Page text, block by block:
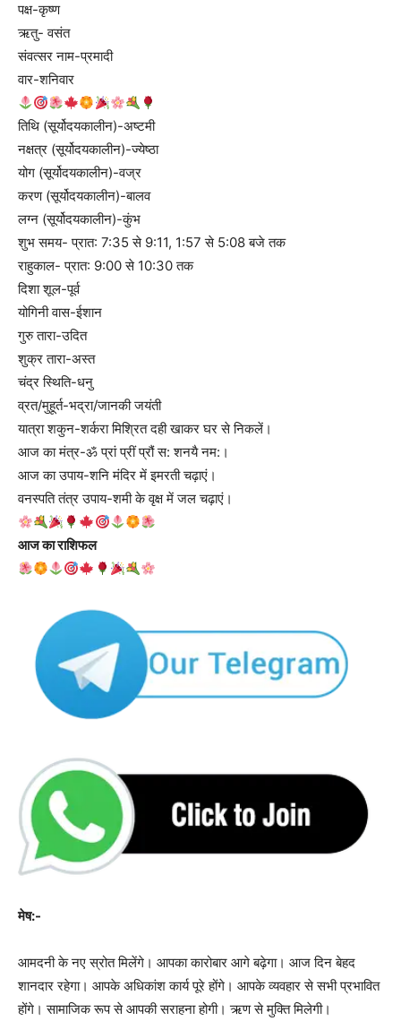
पक्ष-कृष्ण
ऋतु- वसंत
संवत्सर नाम-प्रमादी
वार-शनिवार
तिथि (सूर्योदयकालीन)-अष्टमी
नक्षत्र (सूर्योदयकालीन)-ज्येष्ठा
योग (सूर्योदयकालीन)-वज्र
करण (सूर्योदयकालीन)-बालव
लग्न (सूर्योदयकालीन)-कुंभ
शुभ समय- प्रात: 7:35 से 9:11, 1:57 से 5:08 बजे तक
राहुकाल- प्रात: 9:00 से 10:30 तक
दिशा शूल-पूर्व
योगिनी वास-ईशान
गुरु तारा-उदित
शुक्र तारा-अस्त
चंद्र स्थिति-धनु
व्रत/मुहूर्त-भद्रा/जानकी जयंती
यात्रा शकुन-शर्करा मिश्रित दही खाकर घर से निकलें।
आज का मंत्र-ॐ प्रां प्रीं प्रौं स: शनयै नम:।
आज का उपाय-शनि मंदिर में इमरती चढ़ाएं।
वनस्पति तंत्र उपाय-शमी के वृक्ष में जल चढ़ाएं।
आज का राशिफल
मेष:-
आमदनी के नए स्रोत मिलेंगे। आपका कारोबार आगे बढ़ेगा। आज दिन बेहद
शानदार रहेगा। आपके अधिकांश कार्य पूरे होंगे। आपके व्यवहार से सभी प्रभावित
होंगे। सामाजिक रूप से आपकी सराहना होगी। ऋण से मुक्ति मिलेगी।